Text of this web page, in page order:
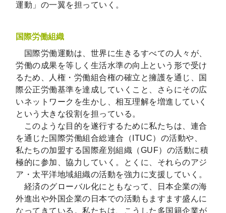
運動」の一翼を担っていく。
国際労働組織
国際労働運動は、世界に生きるすべての人々が、
労働の成果を等しく生活水準の向上という形で受け
るため、人権・労働組合権の確立と擁護を通じ、国
際公正労働基準を達成していくこと、さらにその広
いネットワークを生かし、相互理解を増進していく
という大きな役割を担っている。
このような目的を遂行するために私たちは、連合
を通じた国際労働組合総連合（ITUC）の活動や、
私たちの加盟する国際産別組織（GUF）の活動に積
極的に参加、協力していく。とくに、それらのアジ
ア・太平洋地域組織の活動を強力に支援していく。
経済のグローバル化にともなって、日本企業の海
外進出や外国企業の日本での活動もますます盛んに
なってきている。私たちは、こうした多国籍企業が